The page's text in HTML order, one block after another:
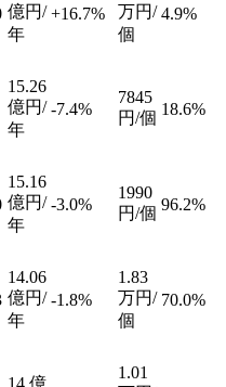
億円/
年
+16.7%
万円/
個
4.9%
15.26
億円/
年
-7.4%
7845
円/個 18.6%
15.16
億円/
年
-3.0%
1990
円/個 96.2%
14.06
億円/
年
-1.8%
1.83
万円/
個
70.0%
1.01